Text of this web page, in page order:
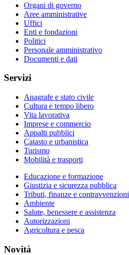
Organi di governo
Aree amministrative
Uffici
Enti e fondazioni
Politici
Personale amministrativo
Documenti e dati
Servizi
Anagrafe e stato civile
Cultura e tempo libero
Vita lavorativa
Imprese e commercio
Appalti pubblici
Catasto e urbanistica
Turismo
Mobilità e trasporti
Educazione e formazione
Giustizia e sicurezza pubblica
Tributi, finanze e contravvenzioni
Ambiente
Salute, benessere e assistenza
Autorizzazioni
Agricoltura e pesca
Novità